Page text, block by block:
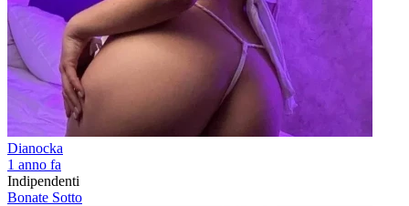
Dianocka
1 anno fa
Indipendenti
Bonate Sotto